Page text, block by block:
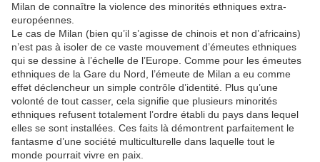
Milan de connaître la violence des minorités ethniques extra-
européennes.
Le cas de Milan (bien qu’il s’agisse de chinois et non d’africains)
n’est pas à isoler de ce vaste mouvement d’émeutes ethniques
qui se dessine à l’échelle de l’Europe. Comme pour les émeutes
ethniques de la Gare du Nord, l’émeute de Milan a eu comme
effet déclencheur un simple contrôle d’identité. Plus qu’une
volonté de tout casser, cela signifie que plusieurs minorités
ethniques refusent totalement l’ordre établi du pays dans lequel
elles se sont installées. Ces faits là démontrent parfaitement le
fantasme d’une société multiculturelle dans laquelle tout le
monde pourrait vivre en paix.